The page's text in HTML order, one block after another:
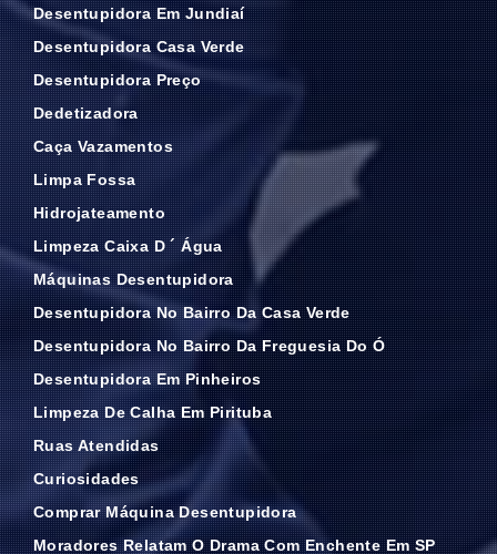
Desentupidora Em Jundiaí
Desentupidora Casa Verde
Desentupidora Preço
Dedetizadora
Caça Vazamentos
Limpa Fossa
Hidrojateamento
Limpeza Caixa D ´ Água
Máquinas Desentupidora
Desentupidora No Bairro Da Casa Verde
Desentupidora No Bairro Da Freguesia Do Ó
Desentupidora Em Pinheiros
Limpeza De Calha Em Pirituba
Ruas Atendidas
Curiosidades
Comprar Máquina Desentupidora
Moradores Relatam O Drama Com Enchente Em SP